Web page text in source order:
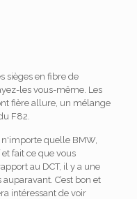
sièges en fibre de
les vous-même. Les
fière allure, un mélange
F82.
quelle BMW,
fait ce que vous
au DCT, il y a une
C’est bon et
intéressant de voir